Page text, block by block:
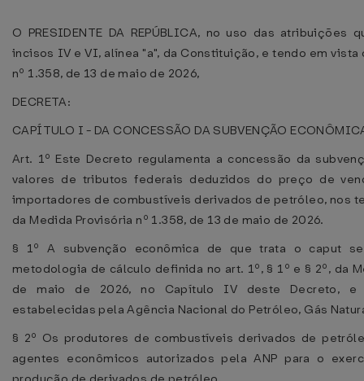
O PRESIDENTE DA REPÚBLICA, no uso das
incisos IV e VI, alínea "a", da Constituição, e tendo em
nº 1.358, de 13 de maio de 2026,
DECRETA:
CAPÍTULO I - DA CONCESSÃO DA SUBVENÇÃO
Art. 1º Este Decreto regulamenta a concessão da
valores de tributos federais deduzidos do preço de
importadores de combustíveis derivados de petróleo, nos
da Medida Provisória nº 1.358, de 13 de maio de 2026.
§ 1º A subvenção econômica de que trata o caput
metodologia de cálculo definida no art. 1º, § 1º e § 2º, da
de maio de 2026, no Capítulo IV deste Decreto, e
estabelecidas pela Agência Nacional do Petróleo, Gás
§ 2º Os produtores de combustíveis derivados de
agentes econômicos autorizados pela ANP para o